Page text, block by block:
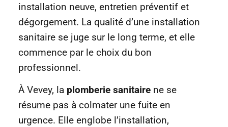
installation neuve, entretien préventif et
dégorgement. La qualité d’une installation
sanitaire se juge sur le long terme, et elle
commence par le choix du bon
professionnel.
À Vevey, la plomberie sanitaire ne se
résume pas à colmater une fuite en
urgence. Elle englobe l’installation,